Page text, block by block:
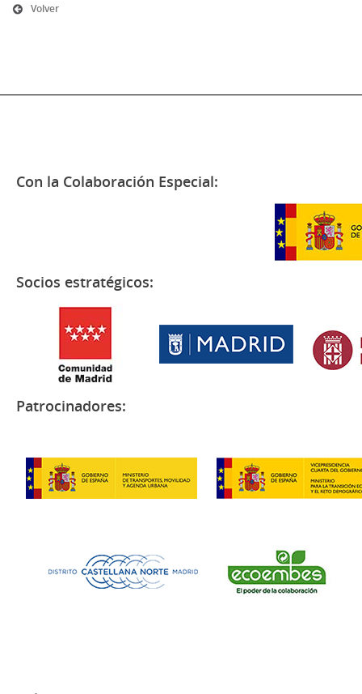
Volver
Con la Colaboración Especial:
Socios estratégicos:
Patrocinadores: